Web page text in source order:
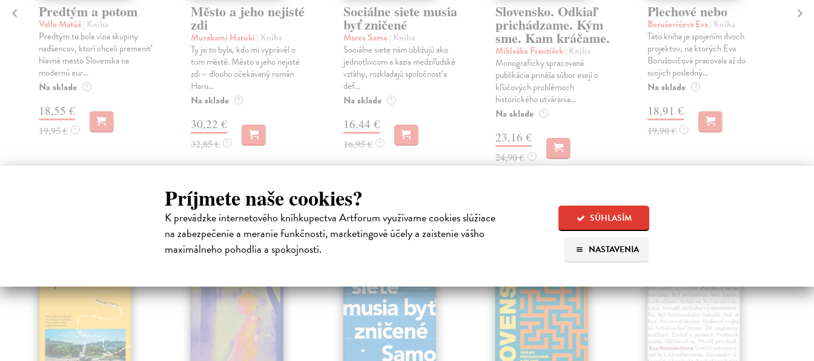
Príjmete naše cookies?
K prevádzke internetového kníhkupectva Artforum využívame cookies slúžiace
na zabezpečenie a meranie funkčnosti, marketingové účely a zaistenie vášho
maximálneho pohodlia a spokojnosti.
SÚHLASÍM
NASTAVENIA
Predtým a potom
Vallo Matúš| Kniha
Predtým tu bola vízia skupiny
nadšencov, ktorí chceli premeniť
hlavné mesto Slovenska na
modernú eur...
Na sklade ?
18,55 €
19,95 € ?
Město a jeho nejisté
zdi
Murakami Haruki | Kniha
Ty jsi to byla, kdo mi vyprávěl o
tom městě. Město a jeho nejisté
zdi – dlouho očekávaný román
Haru...
Na sklade ?
30,22 €
32,85 € ?
Sociálne siete musia
byť zničené
Marec Samo| Kniha
Sociálne siete nám ubližujú ako
jednotlivcom a kazia medziľudské
vzťahy, rozkladajú spoločnosť a
def...
Na sklade ?
16,44 €
16,95 € ?
Slovensko. Odkiaľ
prichádzame. Kým
sme. Kam kráčame.
Mikloško František| Kniha
Monograficky spracovaná
publikácia prináša súbor esejí o
kľúčových problémoch
historického utvárania...
Na sklade ?
23,16 €
24,90 € ?
Plechové nebo
Borušovičová Eva| Kniha
Táto kniha je spojením dvoch
projektov, na ktorých Eva
Borušovičová pracovala až do
svojich posledný...
Na sklade ?
18,91 €
19,90 € ?
Čitatelia s podobným vkusom si kúpili aj:
na sklade
na sklade